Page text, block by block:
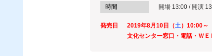
時間 開場 13:00 / 開演
発売日 2019年8月10日（土）10:00～
文化センター窓口・電話・ＷＥ